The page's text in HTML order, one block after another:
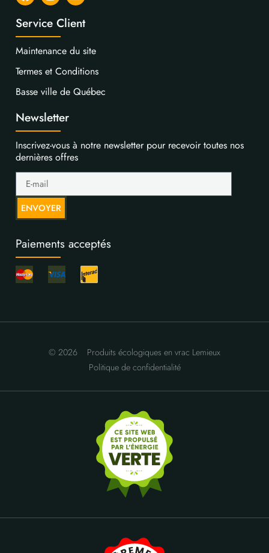
Service Client
Maintenance du site
Termes et Conditions
Basse ville de Québec
Newsletter
Inscrivez-vous à notre newsletter pour recevoir toutes nos
dernières offres
ENVOYER
Paiements acceptés
© 2026
Produits écologiques en vrac Lemieux
Politique de confidentialité